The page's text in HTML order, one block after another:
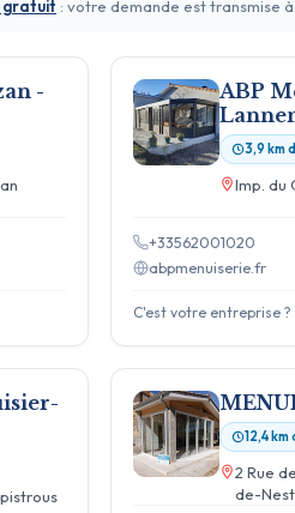
gratuit : votre demande est transmise
-
ABP
3,9 km
Imp. du
+33562001020
abpmenuiserie.fr
C'est votre entreprise ?
12,4
2 Rue
de-